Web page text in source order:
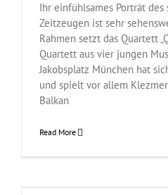
Ihr einfühlsames Porträt des
Zeitzeugen ist sehr
Rahmen setzt das Quartett
Quartett aus vier jungen
Jakobsplatz München hat
und spielt vor allem
Balkan
Read More